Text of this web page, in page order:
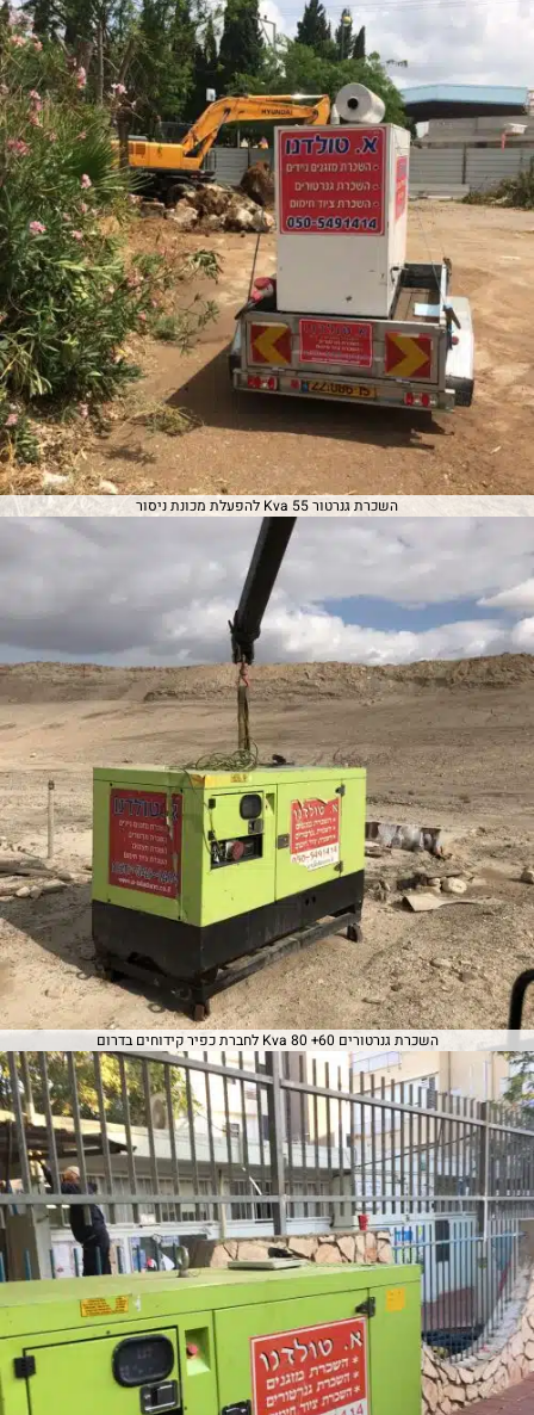
השכרת גנרטור 55 Kva להפעלת מכונת ניסור
השכרת גנרטורים 60+ 80 Kva לחברת כפיר קידוחים בדרום